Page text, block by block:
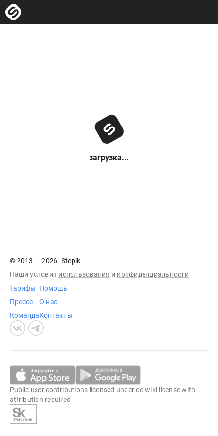
загрузка...
© 2013 — 2026. Stepik
Наши условия использования и конфиденциальности
Тарифы
Прессе
Команда
Помощь
О нас
Контакты
Public user contributions licensed undercc-wiki license with
attribution required